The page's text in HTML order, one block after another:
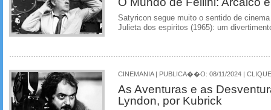
Satyricon segue muito o sentido de
Julieta dos espiritos (1965): um
CINEMANIA | PUBLICA��O: 08/11/2024 |
As Aventuras e as
Lyndon, por Kubrick